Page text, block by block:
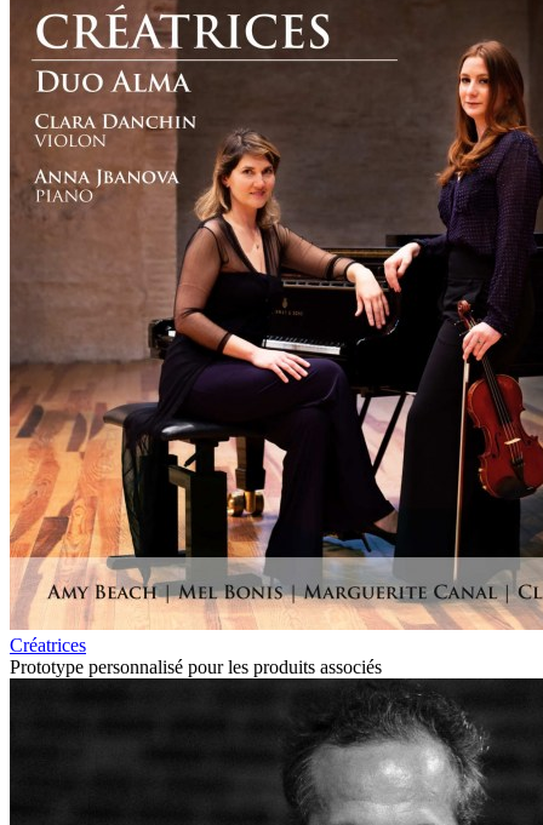
Créatrices
Prototype personnalisé pour les produits associés